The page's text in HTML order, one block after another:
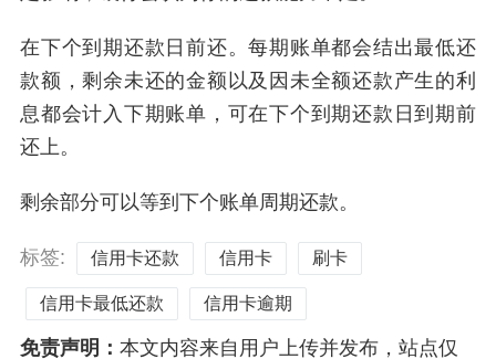
在下个到期还款日前还。每期账单都会结出最低还
款额，剩余未还的金额以及因未全额还款产生的利
息都会计入下期账单，可在下个到期还款日到期前
还上。
剩余部分可以等到下个账单周期还款。
标签: 信用卡还款 信用卡 刷卡
信用卡最低还款 信用卡逾期
免责声明： 本文内容来自用户上传并发布，站点仅